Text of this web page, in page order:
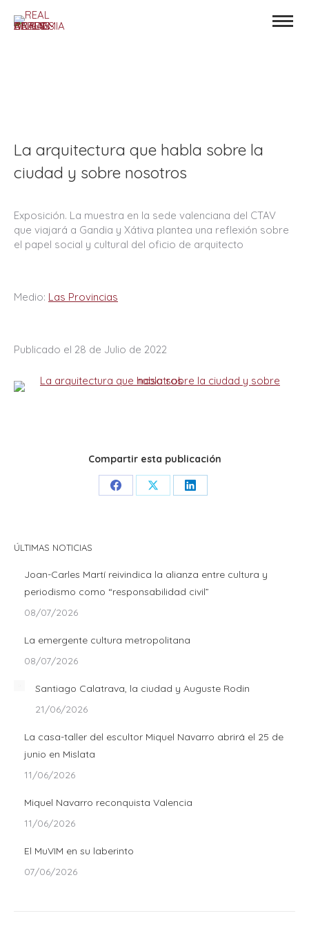
La arquitectura que habla sobre la
ciudad y sobre nosotros
Exposición. La muestra en la sede valenciana del CTAV
que viajará a Gandia y Xátiva plantea una reflexión sobre
el papel social y cultural del oficio de arquitecto
Medio: Las Provincias
Publicado el 28 de Julio de 2022
Compartir esta publicación
Share Share Share
ÚLTIMAS NOTICIAS
Joan-Carles Martí reivindica la alianza entre cultura y
periodismo como “responsabilidad civil”
08/07/2026
La emergente cultura metropolitana
08/07/2026
Santiago Calatrava, la ciudad y Auguste Rodin
21/06/2026
La casa-taller del escultor Miquel Navarro abrirá el 25 de
junio en Mislata
11/06/2026
Miquel Navarro reconquista Valencia
11/06/2026
El MuVIM en su laberinto
07/06/2026